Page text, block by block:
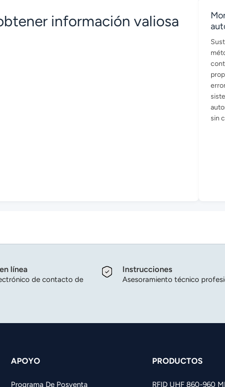
información valiosa
sin
línea
de contacto de
Instrucciones
Asesoramiento técnico
APOYO
Programa De Posventa
PRODUCTOS
RFID UHF 860-960